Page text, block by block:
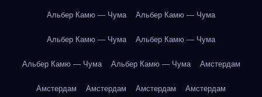
Альбер Камю — Чума Альбер Камю — Чума
Альбер Камю — Чума Альбер Камю — Чума
Альбер Камю — Чума Альбер Камю — Чума Амстердам
Амстердам Амстердам Амстердам Амстердам